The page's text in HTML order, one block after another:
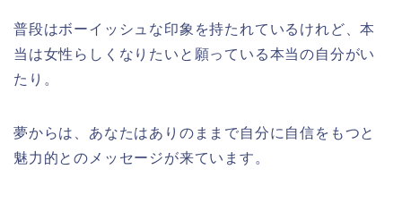
普段はボーイッシュな印象を持たれているけれど、本
当は女性らしくなりたいと願っている本当の自分がい
たり。
夢からは、あなたはありのままで自分に自信をもつと
魅力的とのメッセージが来ています。